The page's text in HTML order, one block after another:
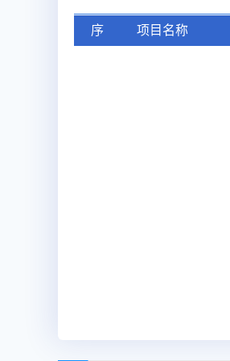
序 项目名称